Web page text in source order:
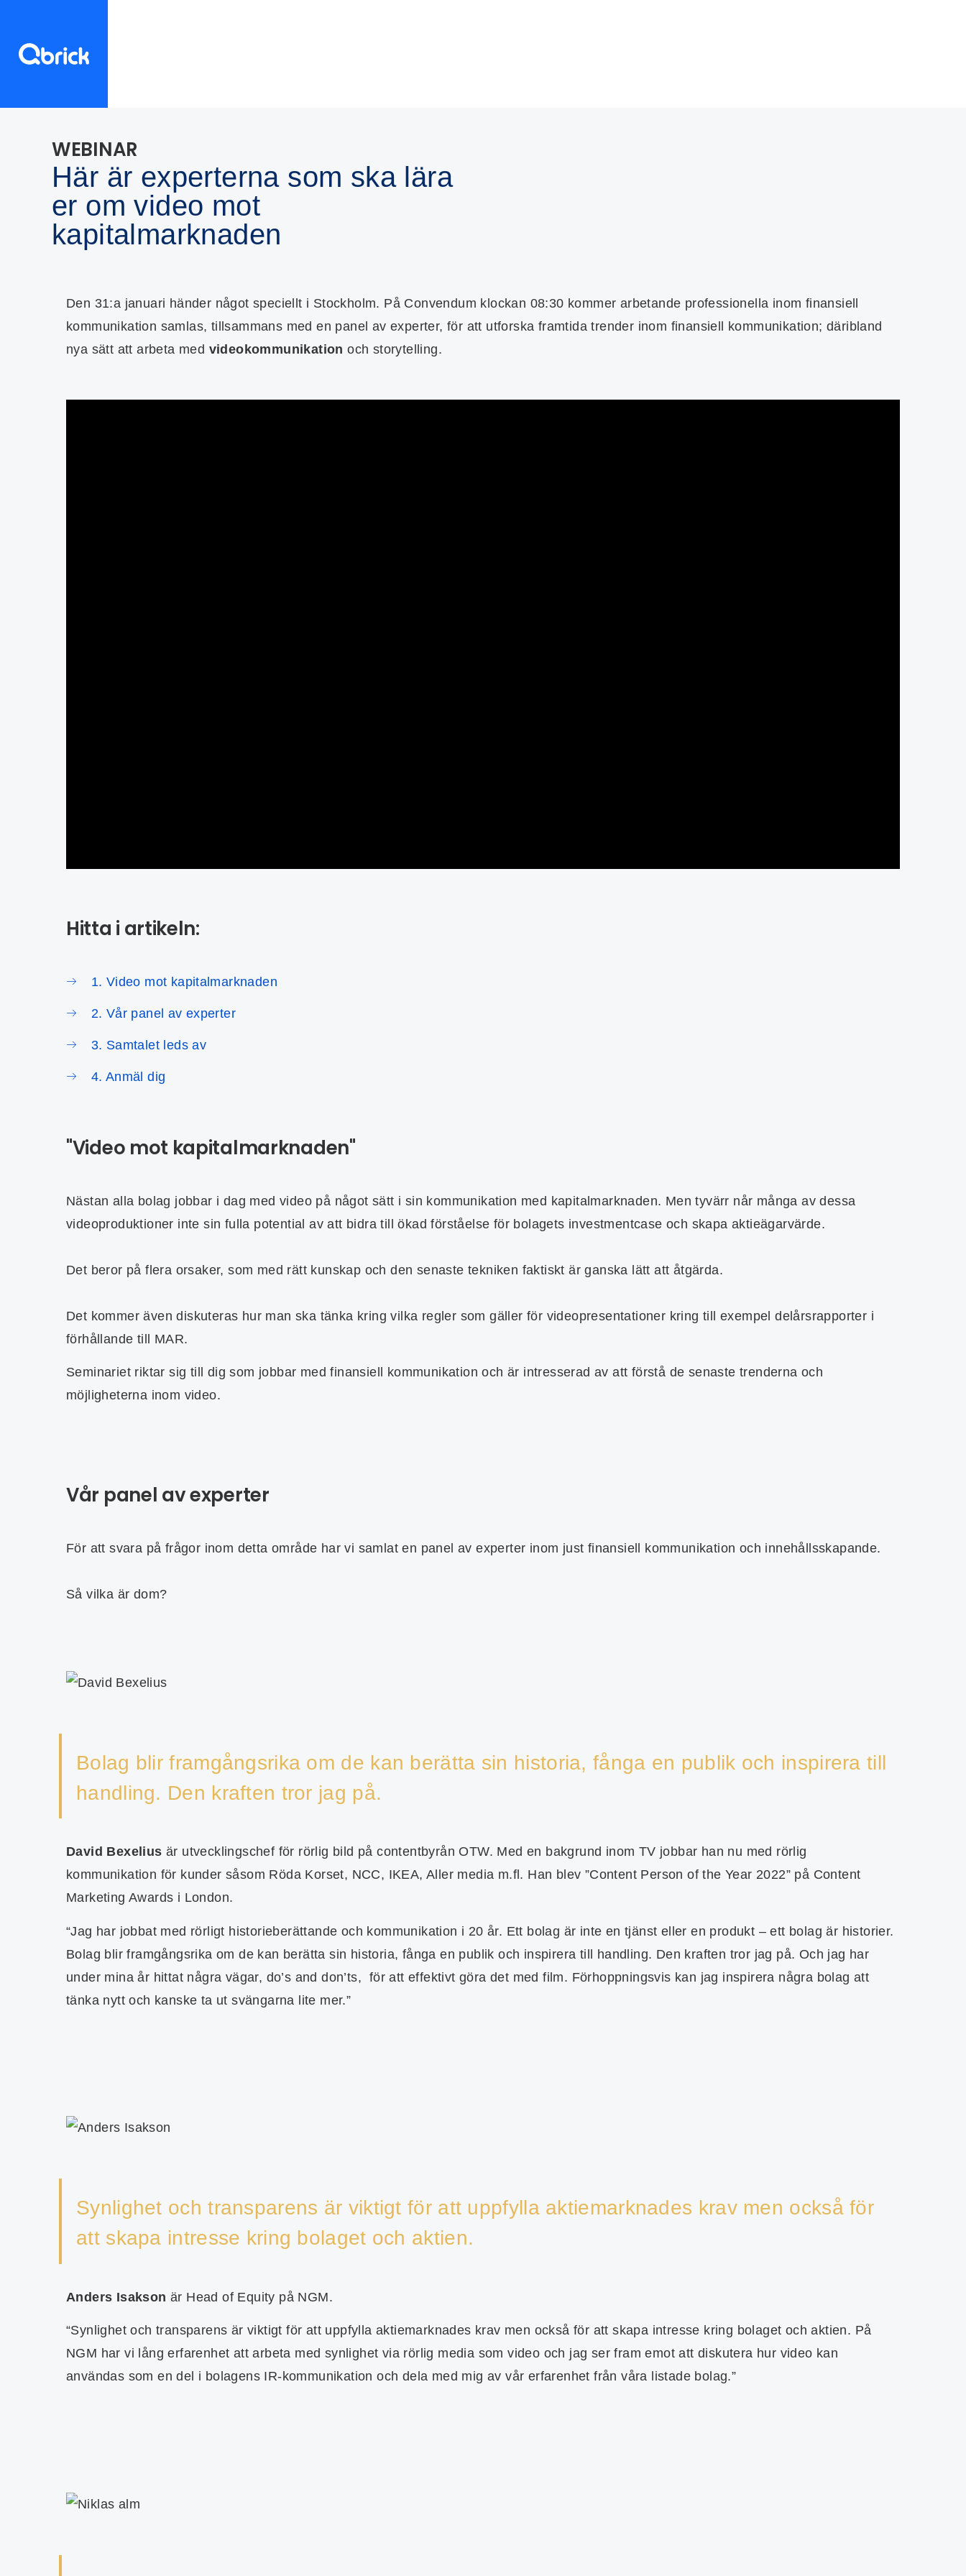
WEBINAR
Här är experterna som ska lära
er om video mot
kapitalmarknaden
Den 31:a januari händer något speciellt i Stockholm. På Convendum klockan 08:30 kommer arbetande professionella inom finansiell
kommunikation samlas, tillsammans med en panel av experter, för att utforska framtida trender inom finansiell kommunikation; däribland
nya sätt att arbeta med videokommunikation och storytelling.
Hitta i artikeln:
1. Video mot kapitalmarknaden
2. Vår panel av experter
3. Samtalet leds av
4. Anmäl dig
"Video mot kapitalmarknaden"
Nästan alla bolag jobbar i dag med video på något sätt i sin kommunikation med kapitalmarknaden. Men tyvärr når många av dessa
videoproduktioner inte sin fulla potential av att bidra till ökad förståelse för bolagets investmentcase och skapa aktieägarvärde.
Det beror på flera orsaker, som med rätt kunskap och den senaste tekniken faktiskt är ganska lätt att åtgärda.
Det kommer även diskuteras hur man ska tänka kring vilka regler som gäller för videopresentationer kring till exempel delårsrapporter i
förhållande till MAR.
Seminariet riktar sig till dig som jobbar med finansiell kommunikation och är intresserad av att förstå de senaste trenderna och
möjligheterna inom video.
Vår panel av experter
För att svara på frågor inom detta område har vi samlat en panel av experter inom just finansiell kommunikation och innehållsskapande.
Så vilka är dom?
Bolag blir framgångsrika om de kan berätta sin historia, fånga en publik och inspirera till
handling. Den kraften tror jag på.
David Bexelius är utvecklingschef för rörlig bild på contentbyrån OTW. Med en bakgrund inom TV jobbar han nu med rörlig
kommunikation för kunder såsom Röda Korset, NCC, IKEA, Aller media m.fl. Han blev ”Content Person of the Year 2022” på Content
Marketing Awards i London.
“Jag har jobbat med rörligt historieberättande och kommunikation i 20 år. Ett bolag är inte en tjänst eller en produkt – ett bolag är historier.
Bolag blir framgångsrika om de kan berätta sin historia, fånga en publik och inspirera till handling. Den kraften tror jag på. Och jag har
under mina år hittat några vägar, do’s and don’ts, för att effektivt göra det med film. Förhoppningsvis kan jag inspirera några bolag att
tänka nytt och kanske ta ut svängarna lite mer.”
Synlighet och transparens är viktigt för att uppfylla aktiemarknades krav men också för
att skapa intresse kring bolaget och aktien.
Anders Isakson är Head of Equity på NGM.
“Synlighet och transparens är viktigt för att uppfylla aktiemarknades krav men också för att skapa intresse kring bolaget och aktien. På
NGM har vi lång erfarenhet att arbeta med synlighet via rörlig media som video och jag ser fram emot att diskutera hur video kan
användas som en del i bolagens IR-kommunikation och dela med mig av vår erfarenhet från våra listade bolag.”